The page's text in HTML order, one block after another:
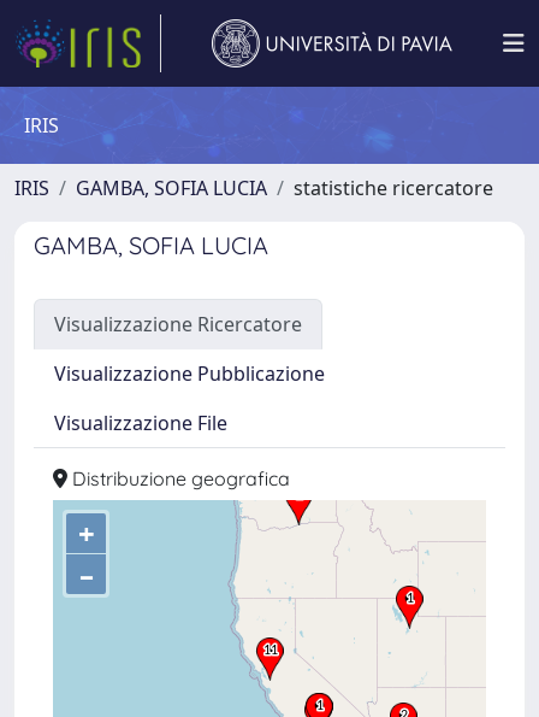
IRIS
IRIS GAMBA, SOFIA LUCIA statistiche ricercatore
GAMBA, SOFIA LUCIA
Visualizzazione Ricercatore
Visualizzazione Pubblicazione
Visualizzazione File
Distribuzione geografica
+
–